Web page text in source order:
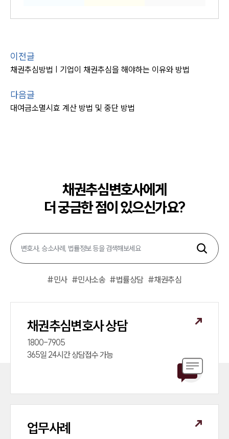
이전글
채권추심방법 | 기업이 채권추심을 해야하는 이유와 방법
다음글
대여금소멸시효 계산 방법 및 중단 방법
채권추심변호사에게
더 궁금한 점이 있으신가요?
#민사 #민사소송 #법률상담 #채권추심
채권추심변호사 상담
1800-7905
365일 24시간 상담접수 가능
업무사례